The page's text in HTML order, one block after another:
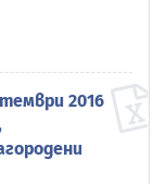
2016